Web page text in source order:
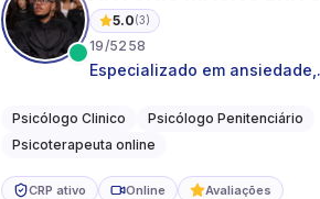
5.0(3)
19/5258
Especializado em ansiedade,
conflitos familiares e
comportamentais.
Psicólogo Clinico
Psicólogo Penitenciário
Psicoterapeuta online
CRP ativo Online Avaliações